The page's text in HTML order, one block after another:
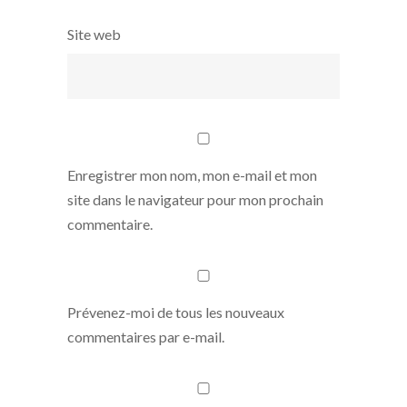
Site web
Enregistrer mon nom, mon e-mail et mon
site dans le navigateur pour mon prochain
commentaire.
Prévenez-moi de tous les nouveaux
commentaires par e-mail.